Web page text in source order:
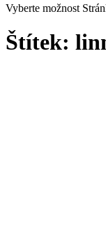
Vyberte možnost
Štítek: